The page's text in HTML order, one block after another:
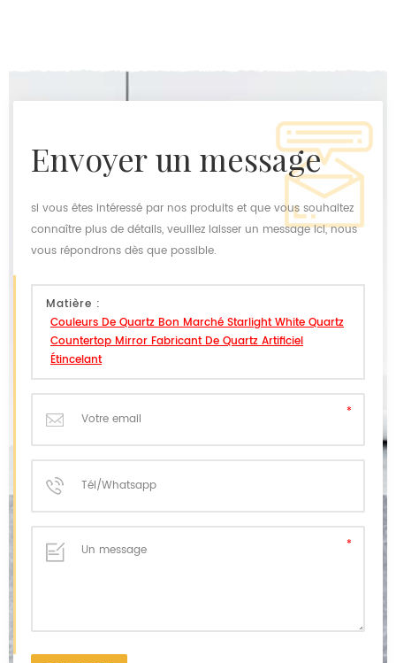
envoyer un message
si vous êtes intéressé par nos produits et que vous souhaitez
connaître plus de détails, veuillez laisser un message ici, nous
vous répondrons dès que possible.
Matière :
Couleurs De Quartz Bon Marché Starlight White Quartz
Countertop Mirror Fabricant De Quartz Artificiel
Étincelant